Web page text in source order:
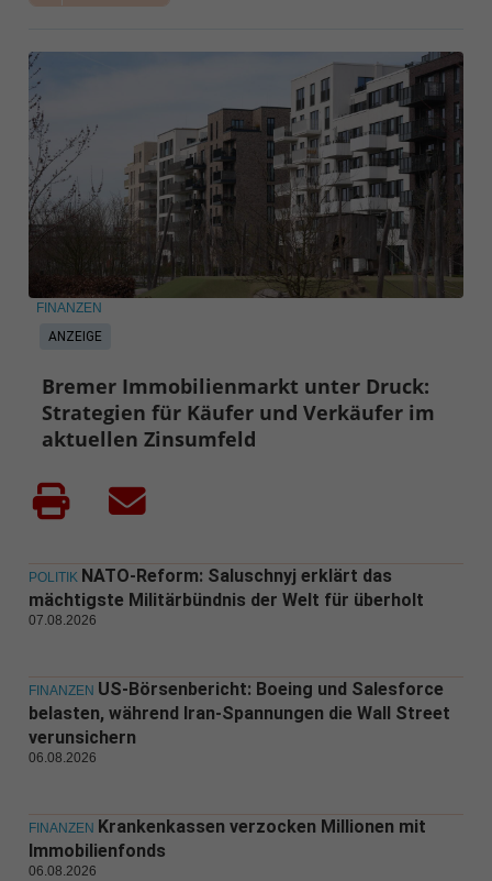
ANZEIGE
FINANZEN
Bremer Immobilienmarkt unter Druck:
Strategien für Käufer und Verkäufer im
aktuellen Zinsumfeld
POLITIK NATO-Reform: Saluschnyj erklärt das
mächtigste Militärbündnis der Welt für überholt
07.08.2026
FINANZEN US-Börsenbericht: Boeing und Salesforce
belasten, während Iran-Spannungen die Wall Street
verunsichern
06.08.2026
FINANZEN Krankenkassen verzocken Millionen mit
Immobilienfonds
06.08.2026